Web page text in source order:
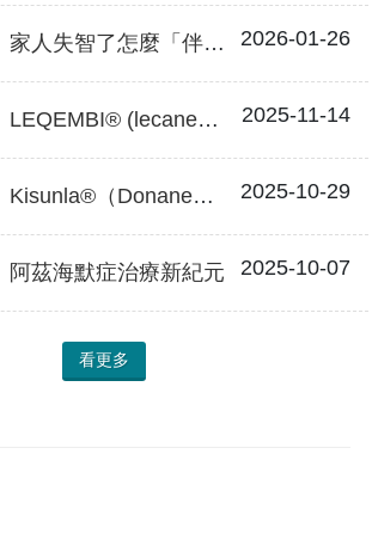
家人失智了怎麼「伴」？ 2026-01-26
LEQEMBI® (lecanemab)相關資訊 2025-11-14
Kisunla®（Donanemab）臨床醫師常見問答集 Q&A 2025-10-29
阿茲海默症治療新紀元 2025-10-07
看更多